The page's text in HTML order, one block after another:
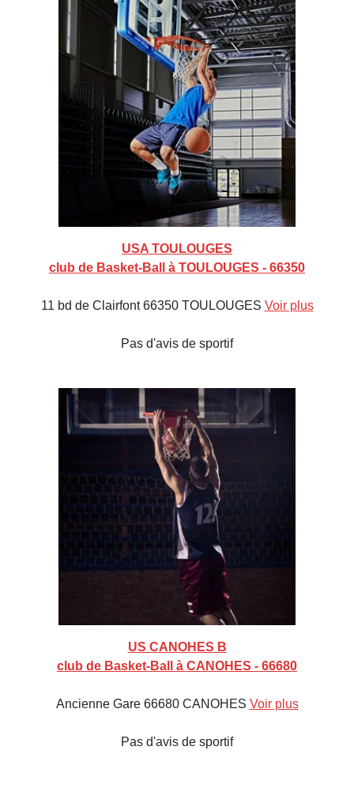
USA TOULOUGES
club de Basket-Ball à TOULOUGES - 66350
11 bd de Clairfont 66350 TOULOUGES Voir plus
Pas d'avis de sportif
US CANOHES B
club de Basket-Ball à CANOHES - 66680
Ancienne Gare 66680 CANOHES Voir plus
Pas d'avis de sportif